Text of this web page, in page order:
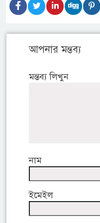
আপনার মন্তব্য
মন্তব্য লিখুন
নাম
ইমেইল